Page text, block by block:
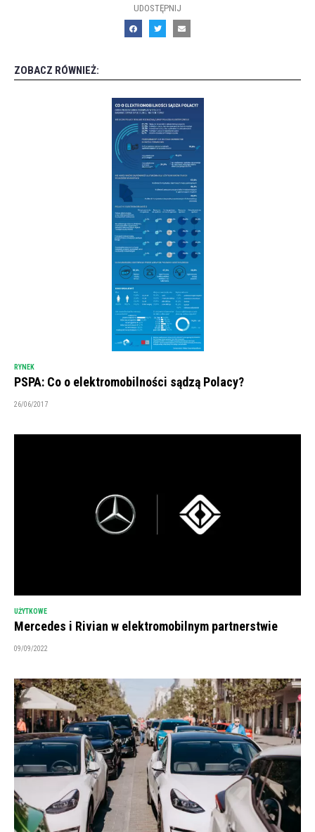
UDOSTĘPNIJ
ZOBACZ RÓWNIEŻ:
RYNEK
PSPA: Co o elektromobilności sądzą Polacy?
26/06/2017
UŻYTKOWE
Mercedes i Rivian w elektromobilnym partnerstwie
09/09/2022